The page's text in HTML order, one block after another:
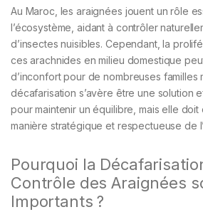
Au Maroc, les araignées jouent un rôle
l’écosystème, aidant à contrôler
d’insectes nuisibles. Cependant, la
ces arachnides en milieu domestique
d’inconfort pour de nombreuses familles
décafarisation s’avère être une solution
pour maintenir un équilibre, mais elle
manière stratégique et respectueuse de
Pourquoi la
Contrôle des Araignées
Importants ?